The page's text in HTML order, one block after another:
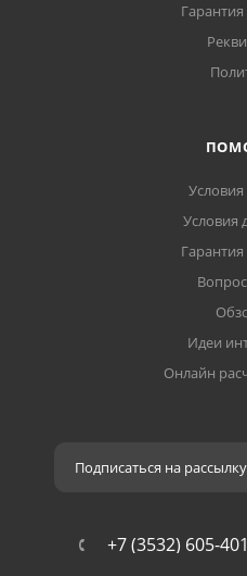
Условия
Идеи
Онлайн
Подписаться на рассылку
+7 (3532) 605-401